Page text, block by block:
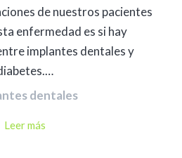
de nuestros pacientes
enfermedad es si hay
implantes dentales y
dentales
Leer más